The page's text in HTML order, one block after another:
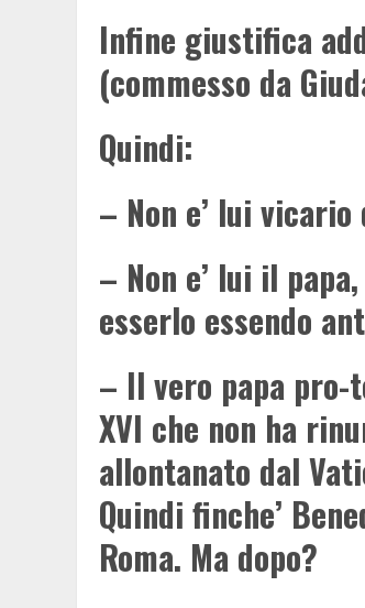
Infine giustifica
(commesso da
Quindi:
– Non e’ lui
– Non e’ lui il
esserlo essendo
– Il vero papa pro-
XVI che non ha
allontanato dal
Quindi finche’
Roma. Ma dopo?